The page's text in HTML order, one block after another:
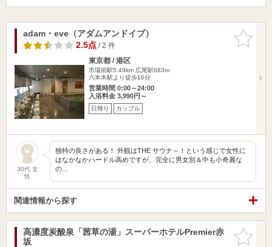
お気に入
りに追加
adam・eve（アダムアンドイブ）
2.5点/ 2 件
東京都 / 港区
市場前駅5.49km 広尾駅683m
六本木駅より徒歩10分
営業時間 0:00～24:00
入浴料金 3,990円～
日帰り カップル
30代 女
性
独特の良さがある！ 外観はTHE サウナ～！という感じで女性に
はなかなかハードル高めですが、完全に男女別＆中も小奇麗な
の…
関連情報から探す
お気に入
りに追加
高濃度炭酸泉「茜草の湯」スーパーホテルPremier赤
坂